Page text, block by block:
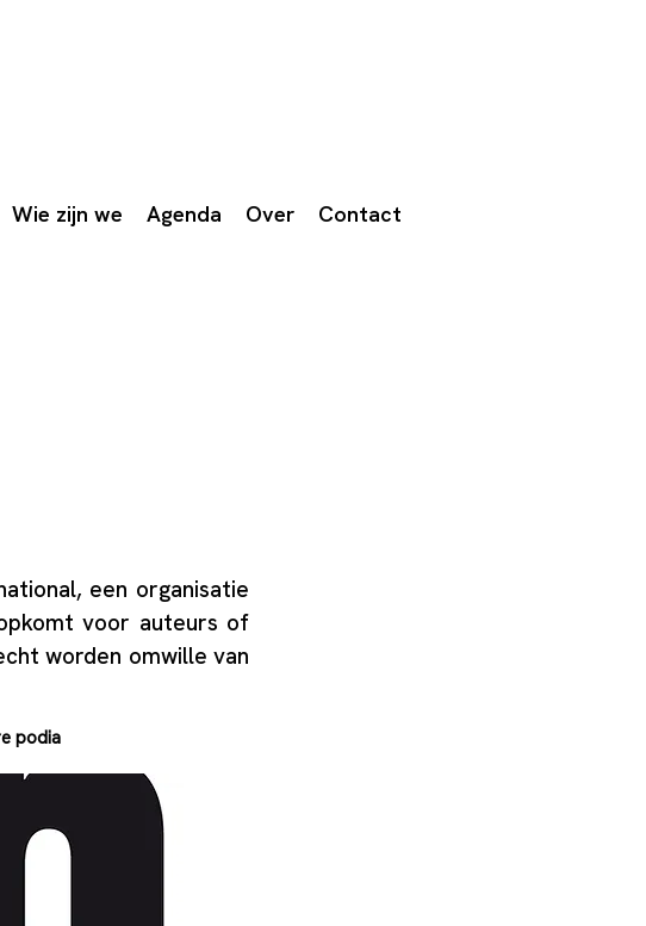
Wie zijn we Agenda Over Contact
een organisatie
voor auteurs of
worden omwille van
podia